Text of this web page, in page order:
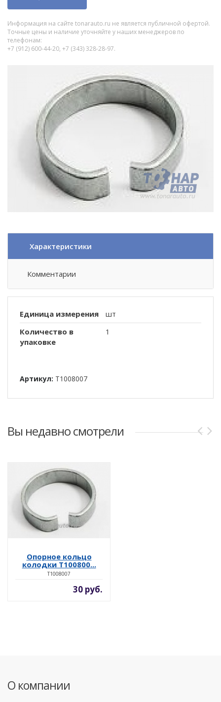
Информация на сайте tonarauto.ru не является публичной офертой.
Точные цены и наличие уточняйте у наших менеджеров по
телефонам:
+7 (912) 600-44-20, +7 (343) 328-28-97.
Характеристики
Комментарии
Единица измерения
шт
Количество в
упаковке
1
Артикул: T1008007
Вы недавно смотрели
Опорное кольцо
колодки T100800...
T1008007
30 руб.
О компании